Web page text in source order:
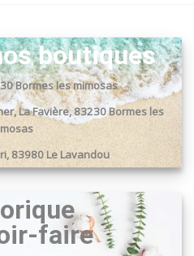
boutiques
Bormes les mimosas
La Favière, 83230 Bormes les
83980 Le Lavandou
faire